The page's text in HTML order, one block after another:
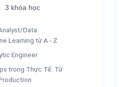
3 khóa học
Data
Learning từ A - Z
Engineer
trong Thực Tế: Từ